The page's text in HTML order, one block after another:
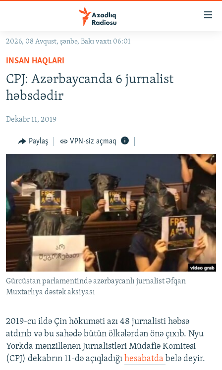
Əsas
qayıt
Əsas
naviqasiyaya
qayıt
Axtarışa
KORRUPSIOMETR
FƏRQƏ BAX
QANUNI DOĞRU
MULTIMEDIA
VIDEO
FOTOQALEREYA
İNFOQRAFIKA
KARIKATURA
RADIO ARXIV
OXU ZALI
AZƏRBAYCAN ƏDƏBIYYATI KITABXANASI
İSLAM VƏ DEMOKRATIYA
İZ - MƏDƏNIYYƏT PROQRAMI
HAQQIMIZDA
MISSIYAMIZ
PEŞƏ ETIKASI VƏ JURNALISTIKA STANDARTLARIMIZ
MATERIALLARIMIZDAN ISTIFADƏ
AZADLIQRADIOSU MOBIL TELEFONUNUZDA
XƏBƏR BÜLLETENLƏRIMIZ
BIZI IZLƏ
RFE/RL-in bütün saytları
2026, 08 Avqust, şənbə, Bakı vaxtı 06:01
INSAN HAQLARI
CPJ: Azərbaycanda 6 jurnalist
həbsdədir
Dekabr 11, 2019
Paylaş VPN-siz açmaq
Gürcüstan parlamentində azərbaycanlı jurnalist Əfqan
Muxtarlıya dəstək aksiyası
2019-cu ildə Çin hökuməti azı 48 jurnalisti həbsə
atdırıb və bu sahədə bütün ölkələrdən önə çıxıb. Nyu
Yorkda mənzillənən Jurnalistləri Müdafiə Komitəsi
(CPJ) dekabrın 11-də açıqladığı hesabatda belə deyir.